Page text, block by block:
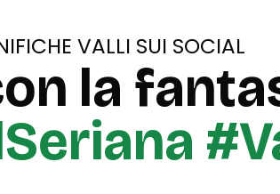
VALLI SUI SOCIAL
la